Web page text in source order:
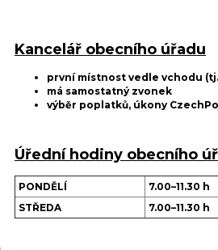
Kancelář obecního úřadu
první místnost vedle vchodu
má samostatný zvonek
výběr poplatků, úkony
Úřední hodiny obecního
PONDĚLÍ 7.00–11.30 h
STŘEDA
7.00–11.30 h